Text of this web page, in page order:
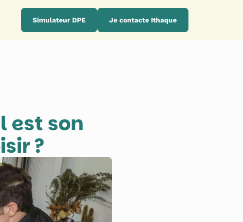
Simulateur DPE Je contacte Ithaque
est son
?